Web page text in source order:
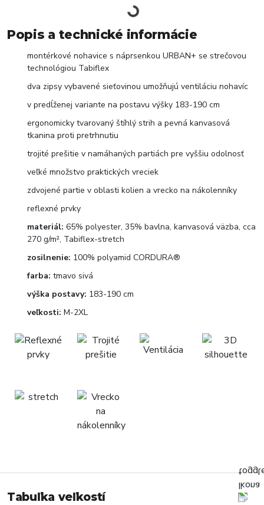
Popis a technické informácie
montérkové nohavice s náprsenkou URBAN+ se strečovou
technológiou Tabiflex
dva zipsy vybavené sieťovinou umožňujú ventiláciu nohavíc
v predĺženej variante na postavu výšky 183-190 cm
ergonomicky tvarovaný štíhlý strih a pevná kanvasová
tkanina proti pretrhnutiu
trojité prešitie v namáhaných partiách pre vyššiu odolnosť
veľké množstvo praktických vreciek
zdvojené partie v oblasti kolien a vrecko na nákolenníky
reflexné prvky
materiál: 65% polyester, 35% bavlna, kanvasová väzba, cca
270 g/m², Tabiflex-stretch
zosilnenie: 100% polyamid CORDURA®
farba: tmavo sivá
výška postavy: 183-190 cm
veľkosti: M-2XL
Tabuľka veľkostí